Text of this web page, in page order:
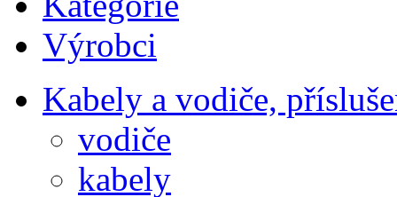
Výrobci
Kabely a vodiče,
vodiče
kabely